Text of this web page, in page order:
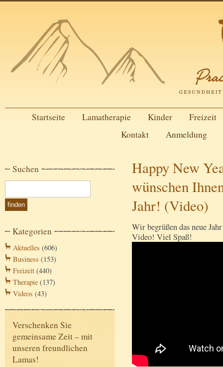
Startseite Lamatherapie Kinder
Freizeit
Kontakt
Anmeldung
Suchen
Kategorien
Aktuelles (606)
Business (153)
Freizeit (440)
Therapie (137)
Videos (43)
Verschenken Sie
gemeinsame Zeit – mit
unseren freundlichen
Lamas!
Happy New
wünschen
Jahr! (Video)
Wir begrüßen das neue
Video! Viel Spaß!